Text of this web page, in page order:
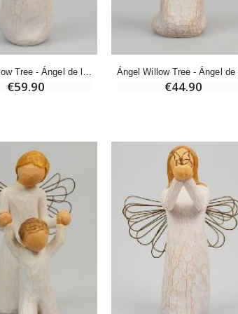
€15.00 €12.00
€7.90
€5.50 €4.95
€12.90
€130.00
€59.90 €44.90